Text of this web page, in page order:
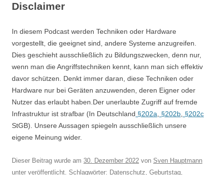
Disclaimer
In diesem Podcast werden Techniken oder Hardware
vorgestellt, die geeignet sind, andere Systeme anzugreifen.
Dies geschieht ausschließlich zu Bildungszwecken, denn nur,
wenn man die Angriffstechniken kennt, kann man sich effektiv
davor schützen. Denkt immer daran, diese Techniken oder
Hardware nur bei Geräten anzuwenden, deren Eigner oder
Nutzer das erlaubt haben.Der unerlaubte Zugriff auf fremde
Infrastruktur ist strafbar (In Deutschland §202a §202b §202c
StGB). Unsere Aussagen spiegeln ausschließlich unsere
eigene Meinung wider.
Dieser Beitrag wurde am 30. Dezember 2022 von Sven Hauptmann
unter veröffentlicht. Schlagwörter: Datenschutz, Geburtstag,